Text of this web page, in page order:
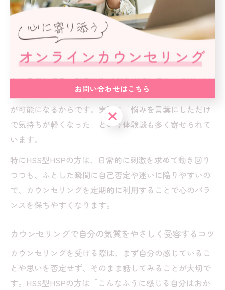
みにつながりやすく、日常生活でも葛藤や疲れを感じや
すい傾向があります。
カウンセリングは、このような複雑な特性を整理し、言
語化する場として非常に有効です。なぜなら、第三者で
あるカウンセラーが客観的な視点で話を聴くことで、自
己否定や混乱から一歩引いて自分自身を見つめ直すこと
が可能になるからです。実際に「悩みを言葉にしただけ
で気持ちが軽くなった」という体験談も多く寄せられて
います。
特にHSS型HSPの方は、日常的に刺激を求めて動き回り
つつも、ふとした瞬間に自己否定や迷いに陥りやすいの
で、カウンセリングを定期的に利用することで心のバラ
ンスを保ちやすくなります。
カウンセリングで自分の気質をやさしく受容するコツ
カウンセリングを受ける際は、まず自分の感じているこ
とや思いを否定せず、そのまま話してみることが大切で
す。HSS型HSPの方は「こんなふうに感じる自分はおか
お問い合わせはこちら
お問い合わせはこちら